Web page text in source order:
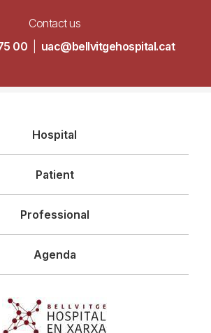
Contact us
00
uac@bellvitgehospital.cat
Hospital
Patient
Professional
Agenda